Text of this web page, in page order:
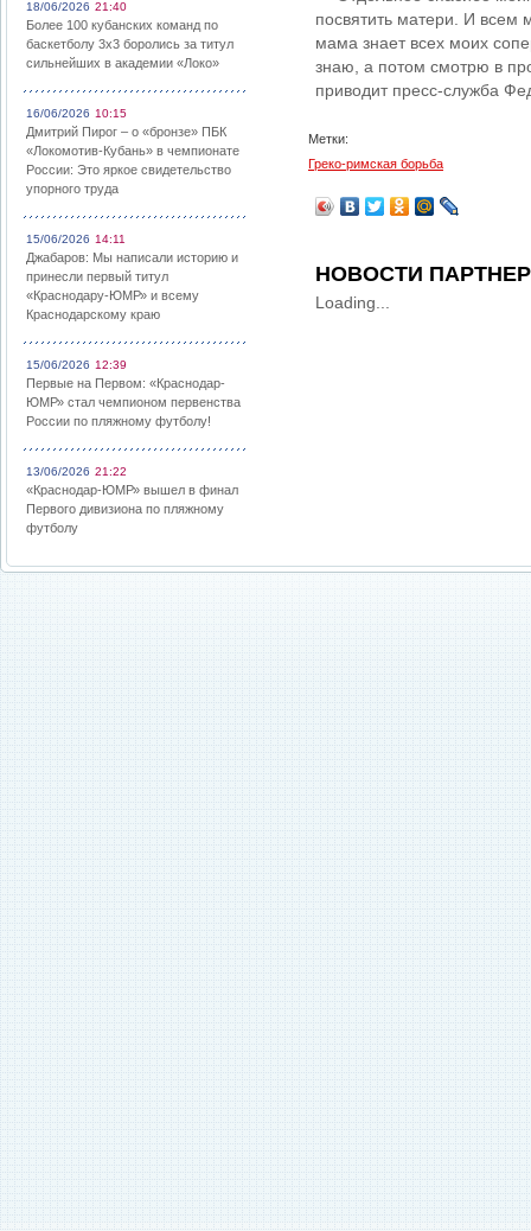
18/06/2026 21:40
Более 100 кубанских команд по
баскетболу 3х3 боролись за титул
сильнейших в академии «Локо»
16/06/2026 10:15
Дмитрий Пирог – о «бронзе» ПБК
«Локомотив-Кубань» в чемпионате
России: Это яркое свидетельство
упорного труда
15/06/2026 14:11
Джабаров: Мы написали историю и
принесли первый титул
«Краснодару-ЮМР» и всему
Краснодарскому краю
15/06/2026 12:39
Первые на Первом: «Краснодар-
ЮМР» стал чемпионом первенства
России по пляжному футболу!
13/06/2026 21:22
«Краснодар-ЮМР» вышел в финал
Первого дивизиона по пляжному
футболу
посвятить матери. И всем
мама знает всех моих
знаю, а потом смотрю в
приводит пресс-служба
Метки:
Греко-римская борьба
НОВОСТИ
Loading...